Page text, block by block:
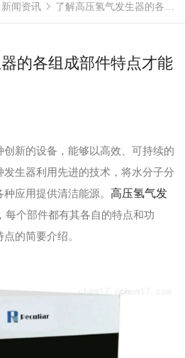
新闻资讯 了解高压氢气发生器的各组成部件特点才能更好的使用它
的各组成部件特点才能
新的设备，能够以高效、可持续的
生器利用先进的技术，将水分子分
种应用提供清洁能源。高压氢气发
每个部件都有其各自的特点和功
的简要介绍。